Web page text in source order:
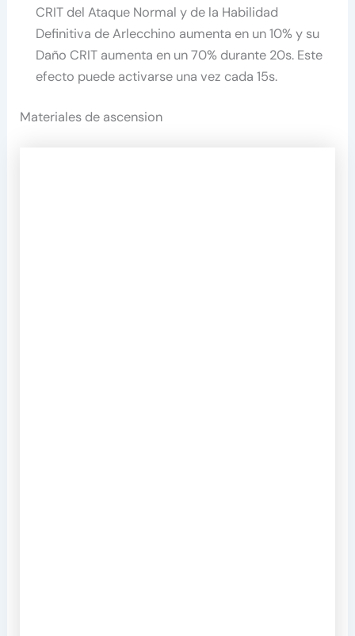
CRIT del Ataque Normal y de la Habilidad
Definitiva de Arlecchino aumenta en un 10% y su
Daño CRIT aumenta en un 70% durante 20s. Este
efecto puede activarse una vez cada 15s.
Materiales de ascension